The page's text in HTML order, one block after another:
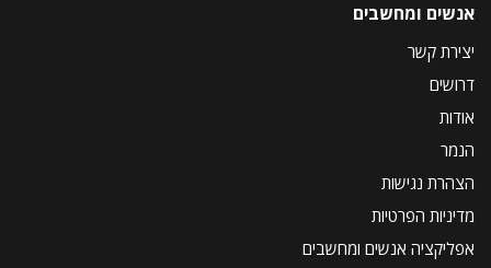
אנשים ומחשבים
יצירת קשר
דרושים
אודות
הנמר
הצהרת נגישות
מדיניות הפרטיות
אפליקציה אנשים ומחשבים